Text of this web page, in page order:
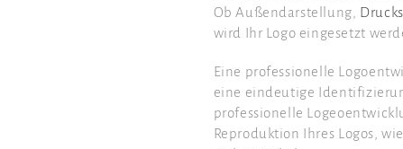
Ob Außendarstellung,
wird Ihr Logo eingesetzt
Eine professionelle
eine eindeutige
professionelle
Reproduktion Ihres Logos,